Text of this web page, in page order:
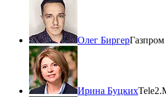
Олег Биргер
Ирина Буцких